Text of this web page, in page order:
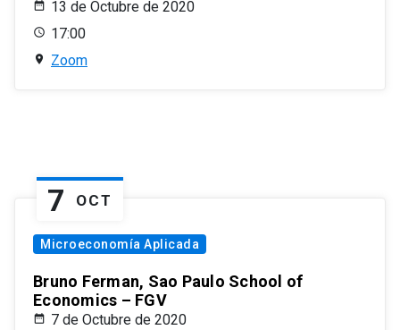
13 de Octubre de 2020
17:00
Zoom
7 OCT
Microeconomía Aplicada
Bruno Ferman, Sao Paulo School of
Economics – FGV
7 de Octubre de 2020